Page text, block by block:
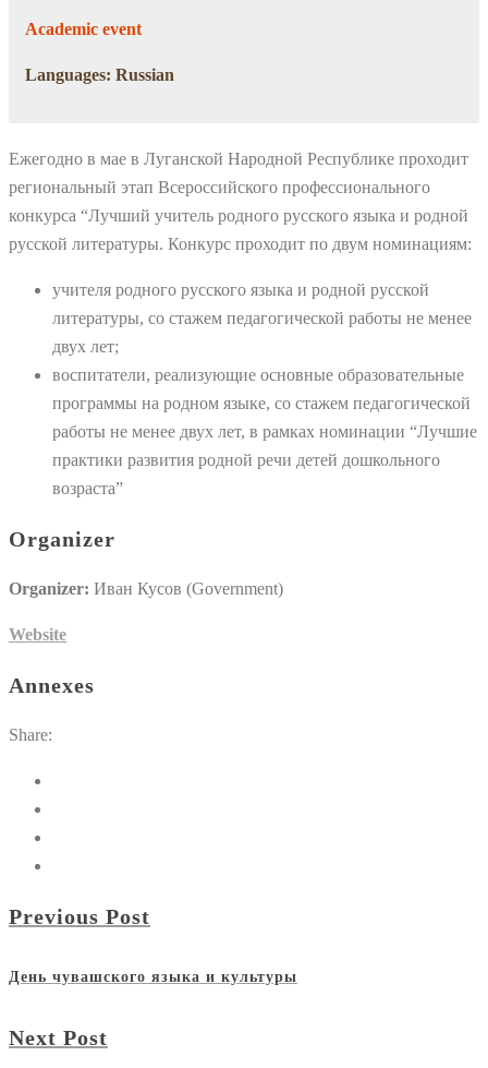
Academic event
Languages: Russian
Ежегодно в мае в Луганской Народной Республике проходит
региональный этап Всероссийского профессионального
конкурса “Лучший учитель родного русского языка и родной
русской литературы. Конкурс проходит по двум номинациям:
учителя родного русского языка и родной русской
литературы, со стажем педагогической работы не менее
двух лет;
воспитатели, реализующие основные образовательные
программы на родном языке, со стажем педагогической
работы не менее двух лет, в рамках номинации “Лучшие
практики развития родной речи детей дошкольного
возраста”
Organizer
Organizer: Иван Кусов (Government)
Website
Annexes
Share:
Previous Post
День чувашского языка и культуры
Next Post